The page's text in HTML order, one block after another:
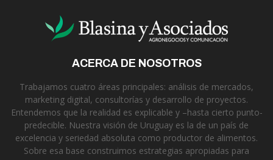
ACERCA DE NOSOTROS
Trabajamos cuatro áreas principales: análisis de mercados,
marketing digital, consultorías y desarrollo de proyectos.
Entendemos que la realidad es explicable y –hasta cierto punto-
predecible. Nuestra visión de Uruguay es la de un país de
excelencia y seriedad absoluta como productor de alimentos.
Sobre esa base construimos estrategias apropiadas para